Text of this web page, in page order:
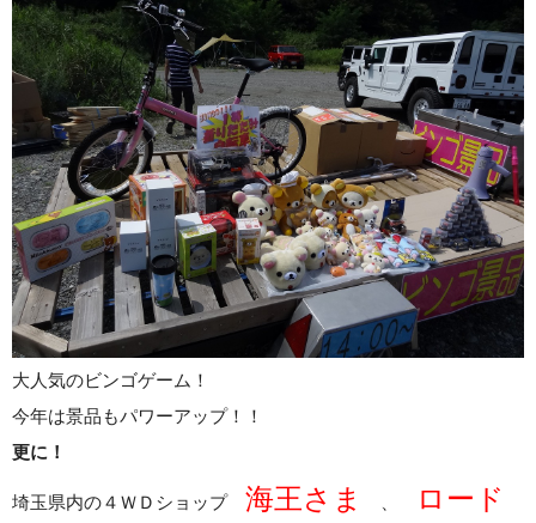
大人気のビンゴゲーム！
今年は景品もパワーアップ！！
更に！
埼玉県内の４ＷＤショップ 海王さま
ロード